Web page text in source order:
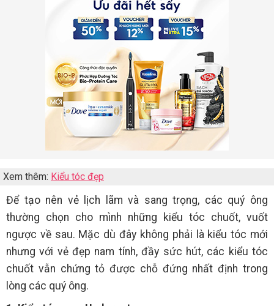
Xem thêm: Kiểu tóc đẹp
Để tạo nên vẻ lịch lãm và sang trọng, các quý ông
thường chọn cho mình những kiểu tóc chuốt, vuốt
ngược về sau. Mặc dù đây không phải là kiểu tóc mới
nhưng với vẻ đẹp nam tính, đầy sức hút, các kiểu tóc
chuốt vẫn chứng tỏ được chỗ đứng nhất định trong
lòng các quý ông.